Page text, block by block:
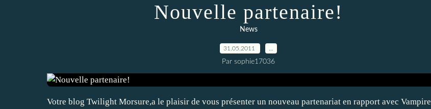
Nouvelle partenaire!
News
31.05.2011
Par sophie17036
Votre blog Twilight Morsure,a le plaisir de vous présenter un nouveau partenariat en rapport avec Vampire